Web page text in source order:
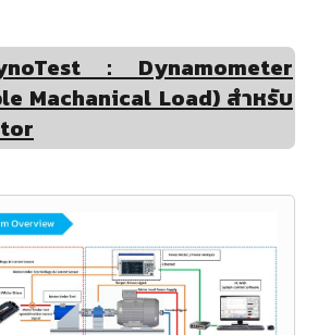
: Dynamometer
Machanical Load) สำหรับ